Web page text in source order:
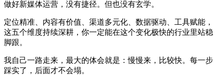
做好新媒体运营，没有捷径。但也没有玄学。
定位精准、内容有价值、渠道多元化、数据驱动、工具赋能，
这五个维度持续深耕，你一定能在这个变化极快的行业里站稳
脚跟。
我自己一路走来，最大的体会就是：慢慢来，比较快。每一步
踩实了，后面才不会塌。